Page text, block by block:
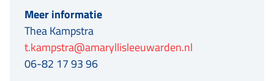
Meer informatie
Thea Kampstra
t.kampstra@amaryllisleeuwarden.nl
06-82 17 93 96